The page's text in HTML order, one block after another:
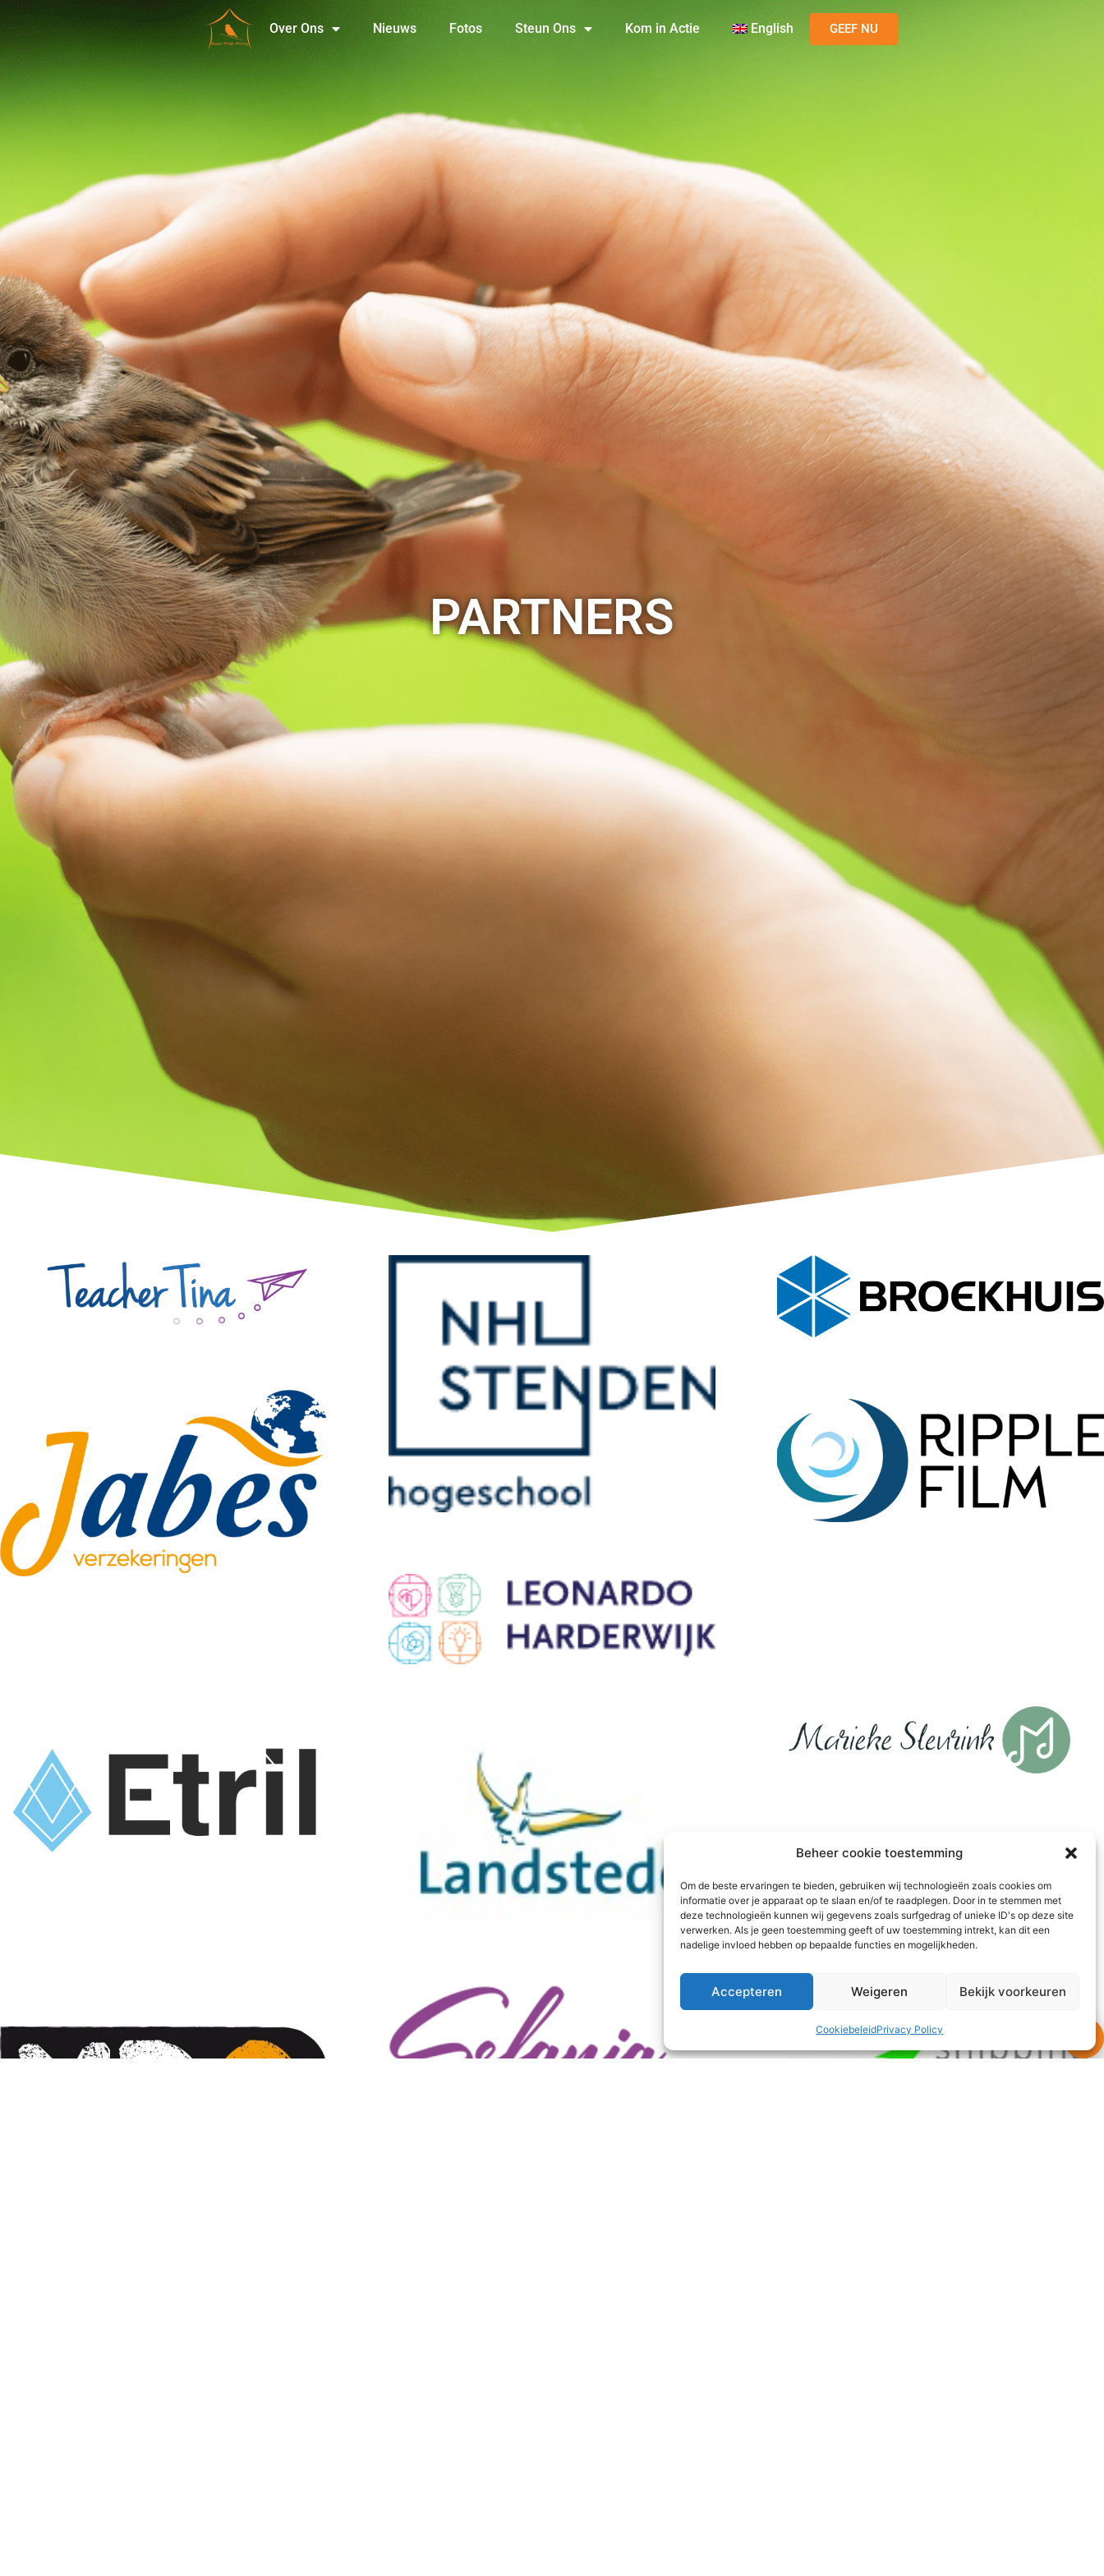
Beheer cookie toestemming
Om de beste ervaringen te bieden, gebruiken wij technologieën zoals cookies om
informatie over je apparaat op te slaan en/of te raadplegen. Door in te stemmen met
deze technologieën kunnen wij gegevens zoals surfgedrag of unieke ID's op deze site
verwerken. Als je geen toestemming geeft of uw toestemming intrekt, kan dit een
nadelige invloed hebben op bepaalde functies en mogelijkheden.
Accepteren Weigeren Bekijk voorkeuren
CookiebeleidPrivacy Policy
Over Ons Nieuws Fotos Steun Ons Kom in Actie English GEEF NU
PARTNERS